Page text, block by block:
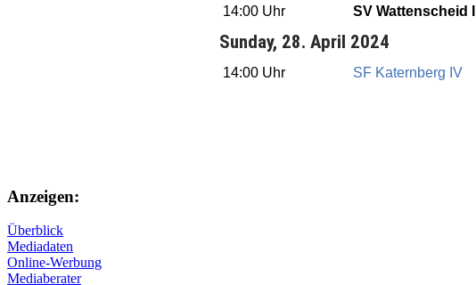
14:00 Uhr SV Wattenscheid III
Sunday, 28. April 2024
14:00 Uhr SF Katernberg IV
Anzeigen:
Überblick
Mediadaten
Online-Werbung
Mediaberater